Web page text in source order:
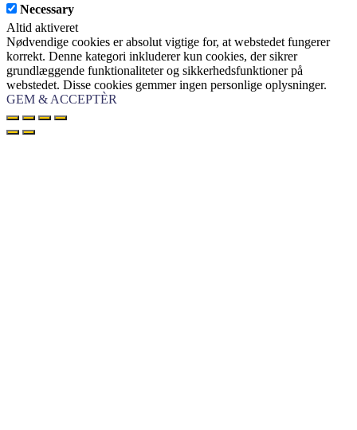
Necessary
Altid aktiveret
Nødvendige cookies er absolut vigtige for, at webstedet fungerer
korrekt. Denne kategori inkluderer kun cookies, der sikrer
grundlæggende funktionaliteter og sikkerhedsfunktioner på
webstedet. Disse cookies gemmer ingen personlige oplysninger.
GEM & ACCEPTÈR